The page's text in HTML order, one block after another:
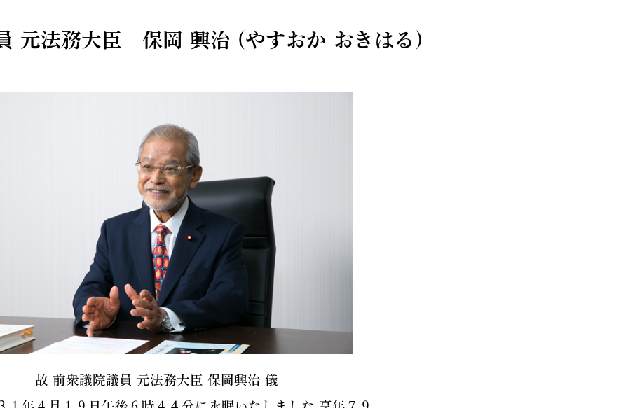
元法務大臣 保岡 興治 (やすおか おきはる)
故 前衆議院議員 元法務大臣 保岡興治 儀